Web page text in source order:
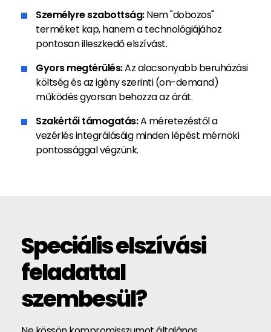
Személyre szabottság:Nem "dobozos"
terméket kap, hanem a technológiájához
pontosan illeszkedő elszívást.
Gyors megtérülés:Az alacsonyabb beruházási
költség és az igény szerinti (on-demand)
működés gyorsan behozza az árát.
Szakértői támogatás:A méretezéstől a
vezérlés integrálásáig minden lépést mérnöki
pontossággal végzünk.
Speciális elszívási
feladattal
szembesül?